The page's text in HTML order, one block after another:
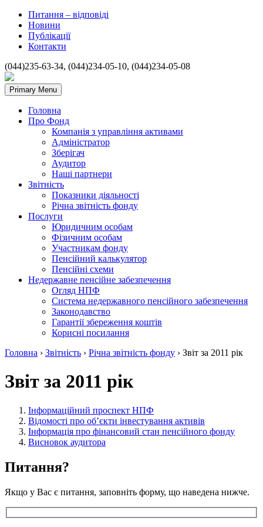
Питання – відповіді
Новини
Публікації
Контакти
(044)235-63-34, (044)234-05-10, (044)234-05-08
Primary Menu
Головна
Про Фонд
Компанія з управління активами
Адміністратор
Зберігач
Аудитор
Наші партнери
Звітність
Показники діяльності
Річна звітність фонду
Послуги
Юридичним особам
Фізичним особам
Участникам фонду
Пенсійний калькулятор
Пенсійні схеми
Недержавне пенсійне забезпечення
Огляд НПФ
Система недержавного пенсійного забезпечення
Законодавство
Гарантії збереження коштів
Корисні посилання
Головна › Звітність › Річна звітність фонду › Звіт за 2011 рік
Звіт за 2011 рік
Інформаційний проспект НПФ
Відомості про об’єкти інвестування активів
Інформація про фінансовий стан пенсійного фонду
Висновок аудитора
Питання?
Якщо у Вас є питання, заповніть форму, що наведена нижче.